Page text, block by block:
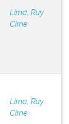
Lima, Ruy
Cirne
Lima, Ruy
Cirne